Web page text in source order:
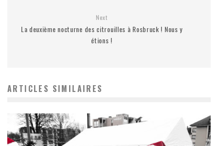
Next
La deuxième nocturne des citrouilles à Rosbruck ! Nous y
étions !
ARTICLES SIMILAIRES